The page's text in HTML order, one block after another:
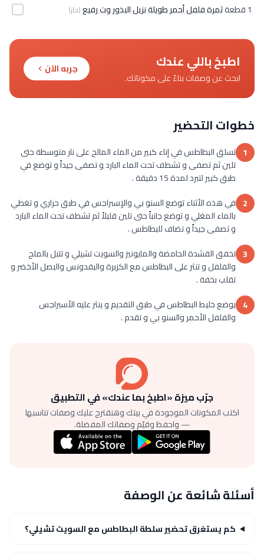
1 قطعة ثمرة فلفل أحمر طويلة نزيل البذور وت رفيع(حار)
اطبخ باللي عندك
ابحث عن وصفات بناءً على مكوناتك.
جربه الآن
خطوات التحضير
1 تسلق البطاطس في إناء كبير من الماء المالح على نار متوسطة حتى
تلين ثم تصفى و تشطف تحت الماء البارد و تصفى جيداً و توضع في
طبق كبير لتبرد لمدة 15 دقيقة .
2 في هذه الأثناء توضع السنو بي والإسبراجس في طبق حراري و تغطي
بالماء المغلي و توضع جانباً حتى تلين قليلاً ثم تشطف تحت الماء البارد
و تصفى جيداً و تضاف للبطاطس .
3 تخفق القشدة الحامضة والمايونيز والسويت تشيلي و تتبل بالملح
والفلفل و تنثر على البطاطس مع الكزبرة والبقدونس والبصل الأخضر و
تقلب بخفة .
4 يوضع خليط البطاطس في طبق التقديم و ينثر عليه الأسبراجس
والفلفل الأحمر والسنو بي و تقدم .
جرّب ميزة «اطبخ بما عندك» في التطبيق
اكتب المكونات الموجودة في بيتك وهنقترح عليك وصفات تناسبها
— واحفظ وقيّم وصفاتك المفضلة.
أسئلة شائعة عن الوصفة
كم يستغرق تحضير سلطة البطاطس مع السويت تشيلي؟